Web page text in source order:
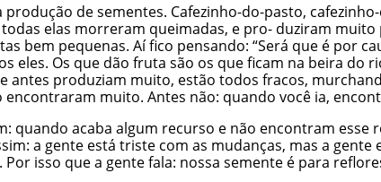
de sementes. Cafezinho-do-pasto,
elas morreram queimadas, e pro- duziram
bem pequenas. Aí fico pensando: “Será que é por
eles. Os que dão fruta são os que ficam na beira
antes produziam muito, estão todos fracos,
muito. Antes não: quando você ia,
quando acaba algum recurso e não encontram
a gente está triste com as mudanças, mas a
isso que a gente fala: nossa semente é para